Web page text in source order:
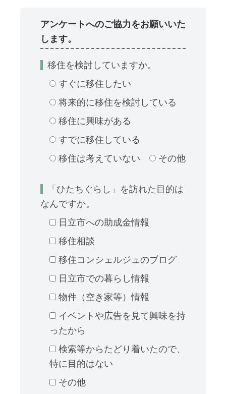
アンケートへのご協力をお願いいた
します。
移住を検討していますか。
すぐに移住したい
将来的に移住を検討している
移住に興味がある
すでに移住している
移住は考えていない
その他
「ひたちぐらし」を訪れた目的は
なんですか。
日立市への助成金情報
移住相談
移住コンシェルジュのブログ
日立市での暮らし情報
物件（空き家等）情報
イベントや広告を見て興味を持
ったから
検索等からたどり着いたので、
特に目的はない
その他